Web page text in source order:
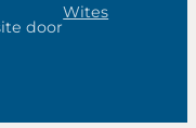
door
Wites